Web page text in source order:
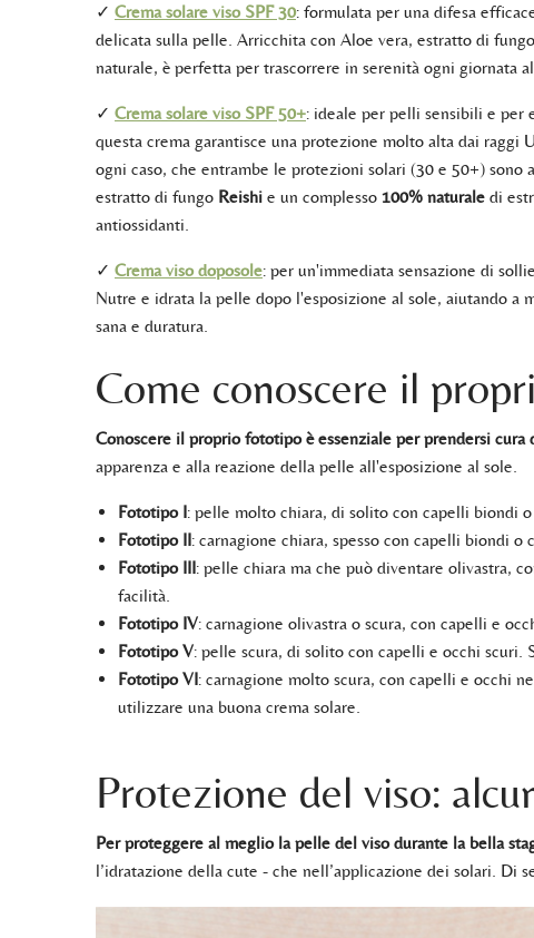
✓ Crema solare viso SPF 30: formulata per una difesa
delicata sulla pelle. Arricchita con Aloe vera, estratto di
naturale, è perfetta per trascorrere in serenità ogni giornata
✓ Crema solare viso SPF 50+: ideale per pelli sensibili e per
questa crema garantisce una protezione molto alta dai raggi
ogni caso, che entrambe le protezioni solari (30 e 50+) sono
estratto di fungo Reishi e un complesso 100% naturale di
antiossidanti.
✓ Crema viso doposole: per un'immediata sensazione di
Nutre e idrata la pelle dopo l'esposizione al sole, aiutando a
sana e duratura.
Come conoscere il
Conoscere il proprio fototipo è essenziale per prendersi
apparenza e alla reazione della pelle all'esposizione al sole.
Fototipo I: pelle molto chiara, di solito con capelli biondi
Fototipo II: carnagione chiara, spesso con capelli biondi
Fototipo III: pelle chiara ma che può diventare olivastra,
facilità.
Fototipo IV: carnagione olivastra o scura, con capelli e
Fototipo V: pelle scura, di solito con capelli e occhi scuri.
Fototipo VI: carnagione molto scura, con capelli e occhi
utilizzare una buona crema solare.
Protezione del viso:
Per proteggere al meglio la pelle del viso durante la bella
l’idratazione della cute - che nell’applicazione dei solari. Di